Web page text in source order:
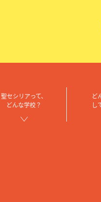
聖セシリアって、
どんな学校？
ど
し